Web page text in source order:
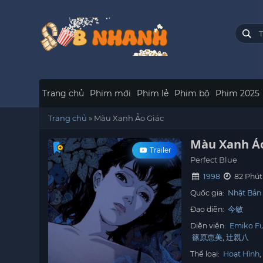
Trang chủ Phim mới Phim lẻ Phim bộ Phim 2025
Trang chủ » Màu Xanh Ảo Giác
Trailer Màu Xanh
Perfect Blue
1998
82 Phút
Quốc gia: Nhật Bản
Đạo diễn: 今敏
Diễn viên: Emiko
篠原恵美 辻親八
Thể loại: Hoạt Hình,